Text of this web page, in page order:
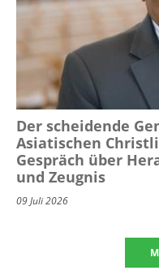
Der scheidende
Asiatischen
Gespräch über
und Zeugnis
09 Juli 2026